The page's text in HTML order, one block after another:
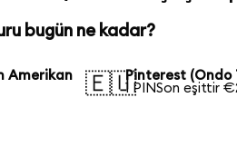
bugün ne kadar?
Amerikan
🇪🇺Pinterest (Ondo
1 PINSon eşittir